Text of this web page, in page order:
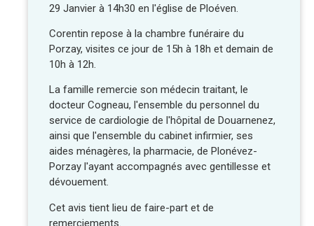
29 Janvier à 14h30 en l'église de Ploéven.
Corentin repose à la chambre funéraire du
Porzay, visites ce jour de 15h à 18h et demain de
10h à 12h.
La famille remercie son médecin traitant, le
docteur Cogneau, l'ensemble du personnel du
service de cardiologie de l'hôpital de Douarnenez,
ainsi que l'ensemble du cabinet infirmier, ses
aides ménagères, la pharmacie, de Plonévez-
Porzay l'ayant accompagnés avec gentillesse et
dévouement.
Cet avis tient lieu de faire-part et de
remerciements.